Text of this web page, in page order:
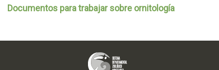
Documentos para trabajar sobre ornitología